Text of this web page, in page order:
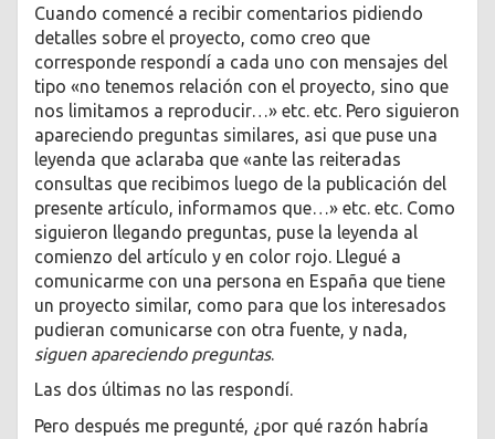
Cuando comencé a recibir comentarios pidiendo
detalles sobre el proyecto, como creo que
corresponde respondí a cada uno con mensajes del
tipo «no tenemos relación con el proyecto, sino que
nos limitamos a reproducir…» etc. etc. Pero siguieron
apareciendo preguntas similares, asi que puse una
leyenda que aclaraba que «ante las reiteradas
consultas que recibimos luego de la publicación del
presente artículo, informamos que…» etc. etc. Como
siguieron llegando preguntas, puse la leyenda al
comienzo del artículo y en color rojo. Llegué a
comunicarme con una persona en España que tiene
un proyecto similar, como para que los interesados
pudieran comunicarse con otra fuente, y nada,
siguen apareciendo preguntas.
Las dos últimas no las respondí.
Pero después me pregunté, ¿por qué razón habría